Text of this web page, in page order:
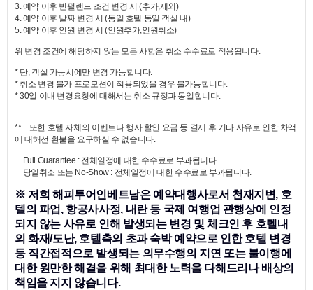
3. 예약 이후 빈펄랜드 조건 변경 시 (추가,제외)
4. 예약 이후 날짜 변경 시 (동일 호텔 동일 객실 내)
5. 예약 이후 인원 변경 시 (인원추가,인원취소)
위 변경 조건에 해당하지 않는 모든 사항은 취소 수수료로 적용됩니다.
* 단, 객실 가능시에만 변경 가능합니다.
* 취소 변경 불가 프로모션이 적용되었을 경우 불가능합니다.
* 30일 이내 변경요청에 대해서는 취소 규정과 동일합니다.
** 또한 호텔 자체의 이벤트나 행사 할인 요금 등 결제 후 기타 사유로 인한 차액
에 대해선 환불을 요구하실 수 없습니다.
Full Guarantee : 전체일정에 대한 수수료로 부과됩니다.
당일취소 또는 No-Show : 전체일정에 대한 수수료로 부과됩니다.
※ 저희 해피투어인베트남은 예약대행사로서 천재지변, 호
텔의 파업, 항공사사정, 내란 등 국제 여행업 관행상에 인정
되지 않는 사유로 인해 발생되는 변경 및 체크인 후 호텔내
의 화재/도난, 호텔측의 초과 숙박 예약으로 인한 호텔 변경
등 직간접적으로 발생되는 의무수행의 지연 또는 불이행에
대한 원만한 해결을 위해 최대한 노력을 다해드리나 배상의
책임을 지지 않습니다.